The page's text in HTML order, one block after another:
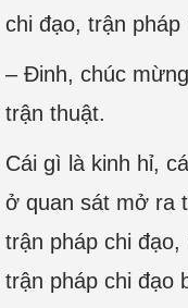
chi đạo, trận
– Đinh, chúc
trận thuật.
Cái gì là kinh hỉ,
ở quan sát mở ra
trận pháp chi
trận pháp chi đạo